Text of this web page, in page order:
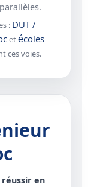
: DUT /
etécoles
ces voies.
en